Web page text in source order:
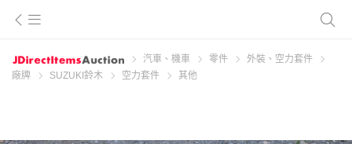
汽車、機車 零件
外裝、空力套件
廠牌
SUZUKI鈴木 空力套件 其他